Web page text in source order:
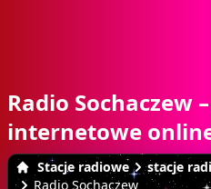
Radio Sochaczew
internetowe
Stacje radiowe stacje
Radio Sochaczew